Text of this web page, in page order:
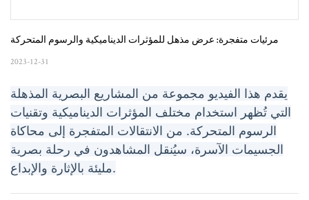
مرئيات متفجرة: عرض مذهل للمؤثرات الديناميكية والرسوم المتحركة
2023-12-31
يقدم هذا الفيديو مجموعة من المشاريع البصرية المذهلة
التي تُظهر استخدام مختلف المؤثرات الديناميكية وتقنيات
الرسوم المتحركة. من الانتقالات المتفجرة إلى محاكاة
الجسيمات الآسرة، سيُنقل المشاهدون في رحلة بصرية
مليئة بالإثارة والإبداع.